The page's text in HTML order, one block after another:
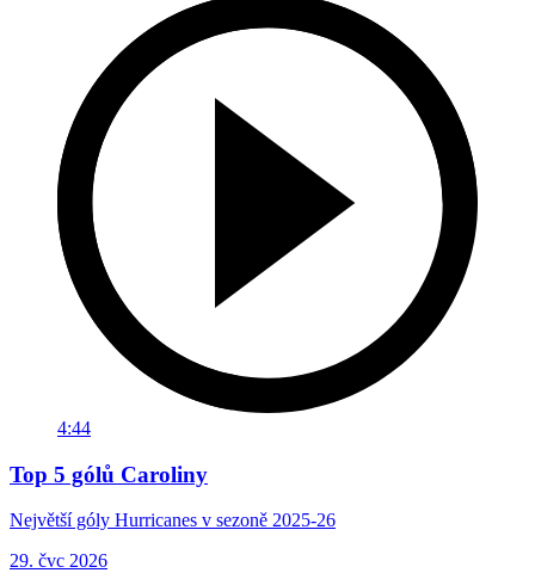
4:44
Top 5 gólů Caroliny
Největší góly Hurricanes v sezoně 2025-26
29. čvc 2026